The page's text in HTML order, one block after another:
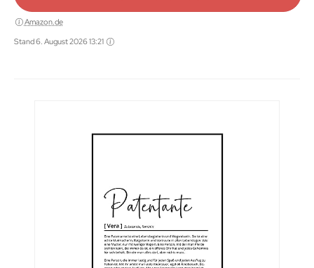
Amazon.de
Stand 6. August 2026 13:21